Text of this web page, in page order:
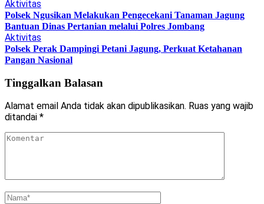
Aktivitas
Polsek Ngusikan Melakukan Pengecekani Tanaman Jagung
Bantuan Dinas Pertanian melalui Polres Jombang
Aktivitas
Polsek Perak Dampingi Petani Jagung, Perkuat Ketahanan
Pangan Nasional
Tinggalkan Balasan
Alamat email Anda tidak akan dipublikasikan. Ruas yang wajib
ditandai *